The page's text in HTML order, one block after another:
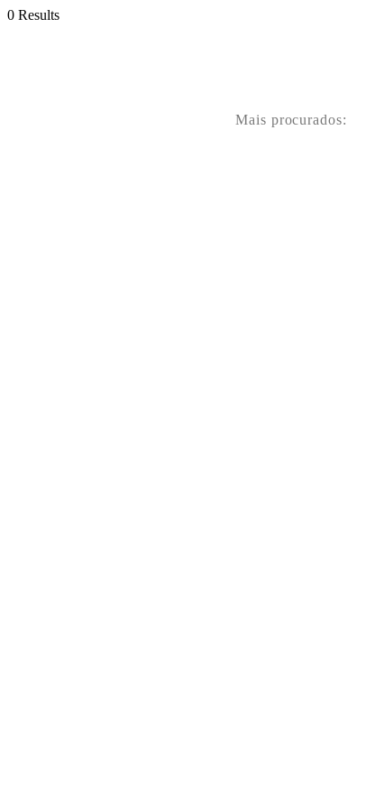
0 Results
Mais procurados: